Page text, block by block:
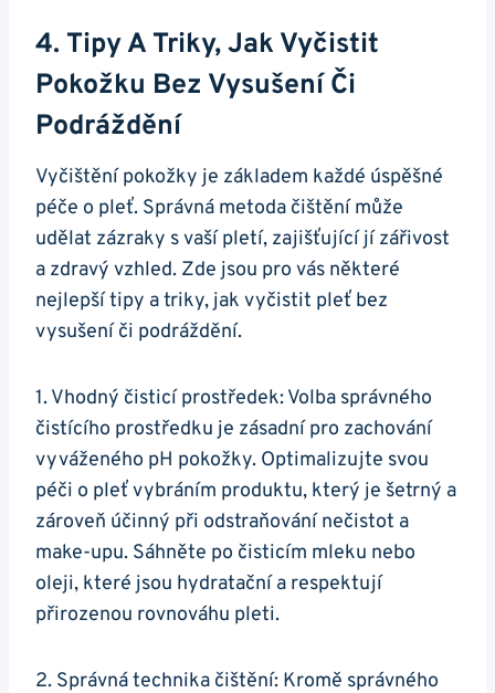
4. Tipy A Triky, Jak ⁤vyčistit
‍pokožku Bez ⁣vysušení Či
Podráždění
Vyčištění pokožky je základem každé úspěšné
péče o pleť. Správná metoda ⁤čištění může
‌udělat zázraky s vaší pletí, ‍zajišťující jí zářivost
a zdravý vzhled. Zde jsou pro vás‍ některé
nejlepší tipy a triky, jak vyčistit pleť bez
vysušení či podráždění.
1. Vhodný čisticí prostředek: ⁢Volba správného
čistícího‍ prostředku je zásadní pro zachování
vyváženého pH pokožky. Optimalizujte⁢ svou
⁤péči‌ o pleť⁤ vybráním‌ produktu, který je‌ šetrný a
zároveň ‍účinný při odstraňování nečistot⁣ a
make-upu. Sáhněte po ⁤čisticím mleku⁢ nebo
‌oleji, ‌které ⁤jsou hydratační a​ respektují
⁢přirozenou rovnováhu pleti.⁢
2. Správná⁢ technika čištění: Kromě⁤ správného